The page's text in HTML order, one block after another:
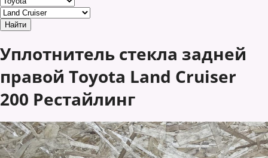
Уплотнитель стекла задней
правой Toyota Land Cruiser
200 Рестайлинг